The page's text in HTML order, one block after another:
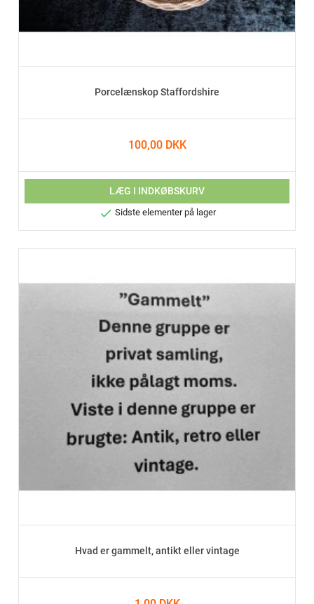
Porcelænskop Staffordshire
100,00 DKK
LÆG I INDKØBSKURV
 Sidste elementer på lager
Hvad er gammelt, antikt eller vintage